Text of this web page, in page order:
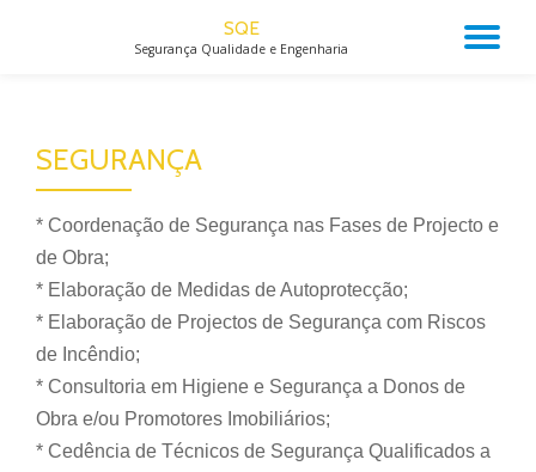
SQE
Segurança Qualidade e Engenharia
SEGURANÇA
* Coordenação de Segurança nas Fases de Projecto e
de Obra;
* Elaboração de Medidas de Autoprotecção;
* Elaboração de Projectos de Segurança com Riscos
de Incêndio;
* Consultoria em Higiene e Segurança a Donos de
Obra e/ou Promotores Imobiliários;
* Cedência de Técnicos de Segurança Qualificados a